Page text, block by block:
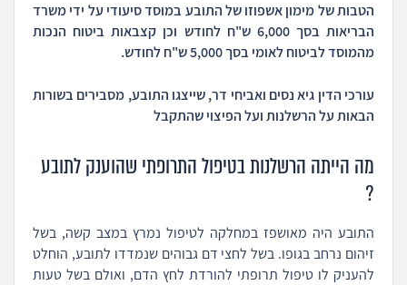
הטבות של מימון אשפוזו של התובע במוסד סיעודי על ידי משרד
הבריאות בסך 6,000 ש"ח לחודש וכן קצבאות ביטוח הנכות
מהמוסד לביטוח לאומי בסך 5,000 ש"ח לחודש.
עורכי הדין גיא נסים ואביחי דר, שייצגו התובע, מסבירים בשורות
הבאות על הרשלנות ועל הפיצוי שהתקבל
מה הייתה הרשלנות בטיפול התרופתי שהוענק לתובע
?
התובע היה מאושפז במחלקה לטיפול נמרץ במצב קשה, בשל
זיהום נרחב בגופו. בשל לחצי דם גבוהים שנמדדו לתובע, הוחלט
להעניק לו טיפול תרופתי להורדת לחץ הדם, ואולם בשל טעות